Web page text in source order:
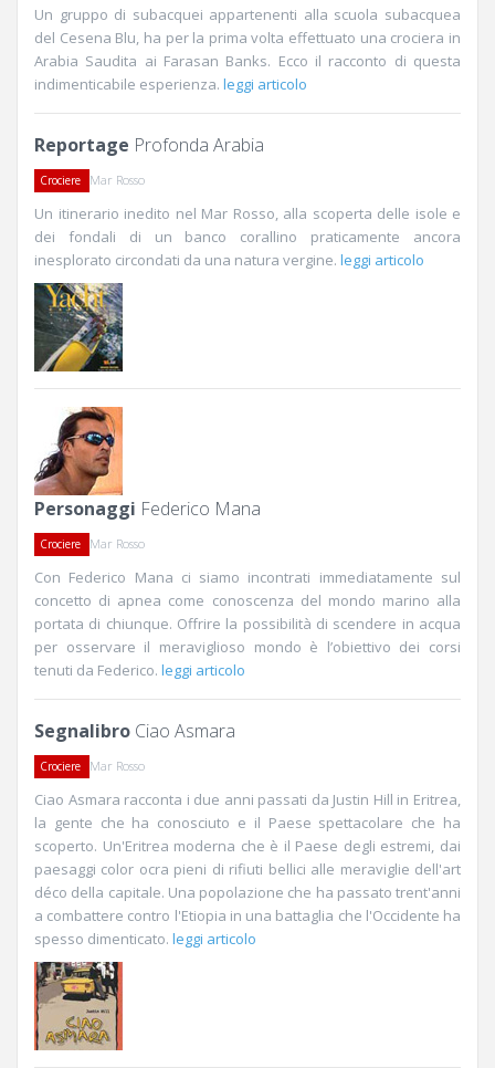
Un gruppo di subacquei appartenenti alla scuola subacquea
del Cesena Blu, ha per la prima volta effettuato una crociera in
Arabia Saudita ai Farasan Banks. Ecco il racconto di questa
indimenticabile esperienza. leggi articolo
Reportage Profonda Arabia
Crociere Mar Rosso
Un itinerario inedito nel Mar Rosso, alla scoperta delle isole e
dei fondali di un banco corallino praticamente ancora
inesplorato circondati da una natura vergine. leggi articolo
Personaggi Federico Mana
Crociere Mar Rosso
Con Federico Mana ci siamo incontrati immediatamente sul
concetto di apnea come conoscenza del mondo marino alla
portata di chiunque. Offrire la possibilità di scendere in acqua
per osservare il meraviglioso mondo è l’obiettivo dei corsi
tenuti da Federico. leggi articolo
Segnalibro Ciao Asmara
Crociere Mar Rosso
Ciao Asmara racconta i due anni passati da Justin Hill in Eritrea,
la gente che ha conosciuto e il Paese spettacolare che ha
scoperto. Un'Eritrea moderna che è il Paese degli estremi, dai
paesaggi color ocra pieni di rifiuti bellici alle meraviglie dell'art
déco della capitale. Una popolazione che ha passato trent'anni
a combattere contro l'Etiopia in una battaglia che l'Occidente ha
spesso dimenticato. leggi articolo